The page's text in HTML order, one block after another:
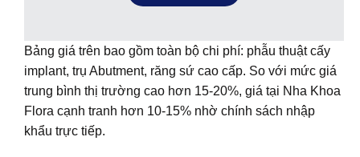
Bảng giá trên bao gồm toàn bộ chi phí: phẫu thuật cấy
implant, trụ Abutment, răng sứ cao cấp. So với mức giá
trung bình thị trường cao hơn 15-20%, giá tại Nha Khoa
Flora cạnh tranh hơn 10-15% nhờ chính sách nhập
khẩu trực tiếp.